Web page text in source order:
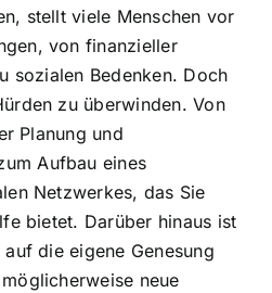
stellt viele Menschen vor
von finanzieller
sozialen Bedenken. Doch
zu überwinden. Von
Planung und
Aufbau eines
Netzwerkes, das Sie
bietet. Darüber hinaus ist
die eigene Genesung
neue